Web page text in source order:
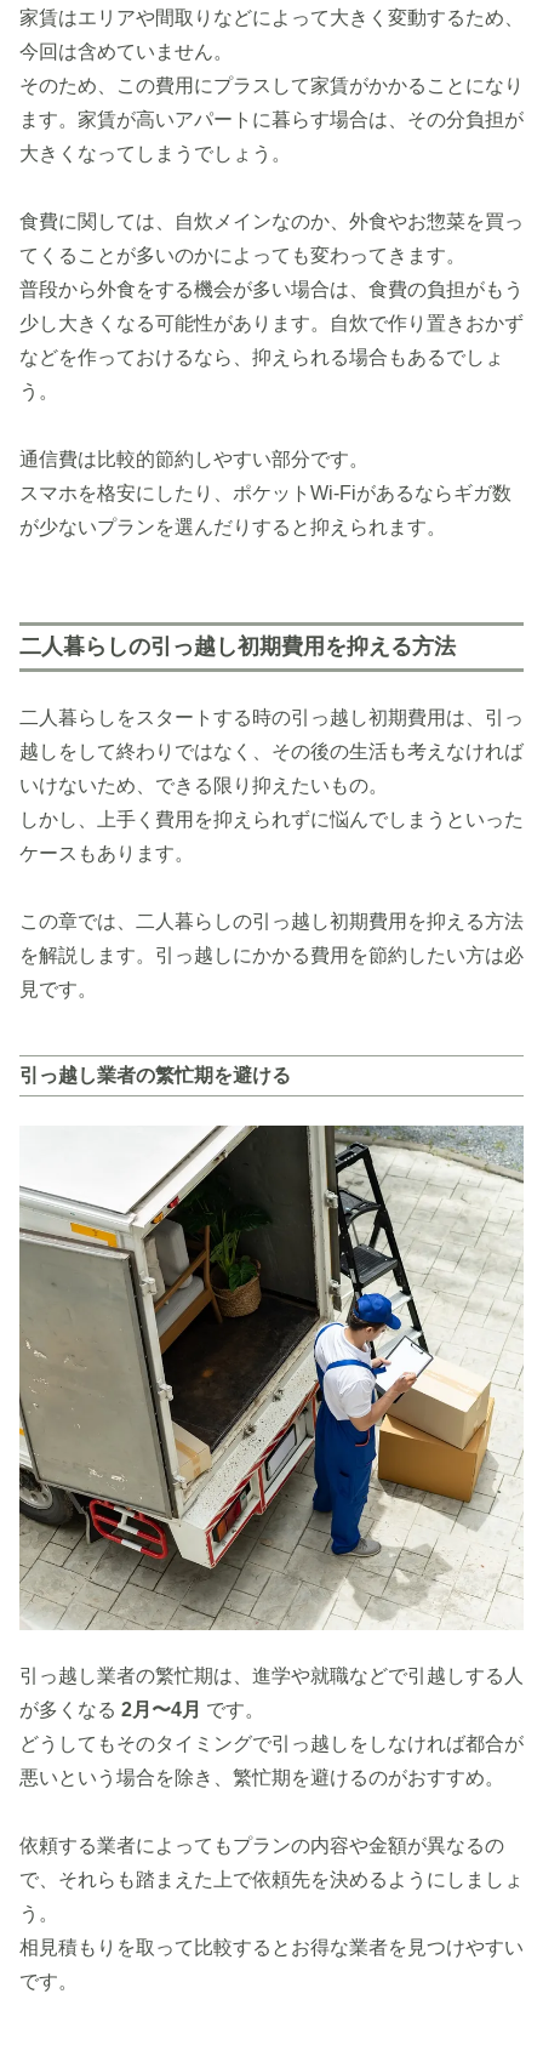
家賃はエリアや間取りなどによって大きく変動するため、
今回は含めていません。
そのため、この費用にプラスして家賃がかかることになり
ます。家賃が高いアパートに暮らす場合は、その分負担が
大きくなってしまうでしょう。
食費に関しては、自炊メインなのか、外食やお惣菜を買っ
てくることが多いのかによっても変わってきます。
普段から外食をする機会が多い場合は、食費の負担がもう
少し大きくなる可能性があります。自炊で作り置きおかず
などを作っておけるなら、抑えられる場合もあるでしょ
う。
通信費は比較的節約しやすい部分です。
スマホを格安にしたり、ポケットWi-Fiがあるならギガ数
が少ないプランを選んだりすると抑えられます。
二人暮らしの引っ越し初期費用を抑える方法
二人暮らしをスタートする時の引っ越し初期費用は、引っ
越しをして終わりではなく、その後の生活も考えなければ
いけないため、できる限り抑えたいもの。
しかし、上手く費用を抑えられずに悩んでしまうといった
ケースもあります。
この章では、二人暮らしの引っ越し初期費用を抑える方法
を解説します。引っ越しにかかる費用を節約したい方は必
見です。
引っ越し業者の繁忙期を避ける
引っ越し業者の繁忙期は、進学や就職などで引越しする人
が多くなる 2月〜4月 です。
どうしてもそのタイミングで引っ越しをしなければ都合が
悪いという場合を除き、繁忙期を避けるのがおすすめ。
依頼する業者によってもプランの内容や金額が異なるの
で、それらも踏まえた上で依頼先を決めるようにしましょ
う。
相見積もりを取って比較するとお得な業者を見つけやすい
です。